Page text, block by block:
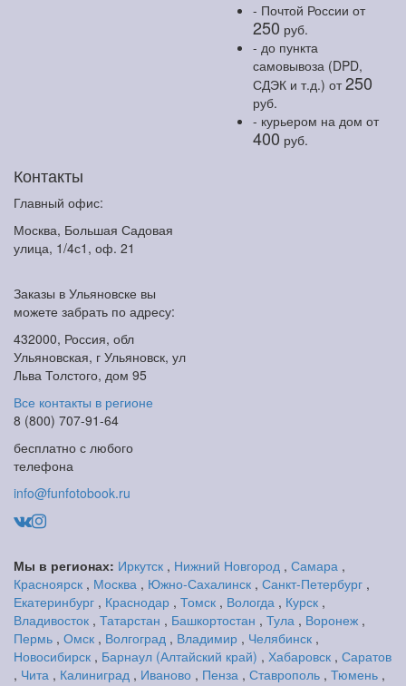
- Почтой России от
250 руб.
- до пункта
самовывоза (DPD,
СДЭК и т.д.) от250
руб.
- курьером на дом от
400 руб.
Контакты
Главный офис:
Москва, Большая Садовая
улица, 1/4с1, оф. 21
Заказы в Ульяновске вы
можете забрать по адресу:
432000, Россия, обл
Ульяновская, г Ульяновск, ул
Льва Толстого, дом 95
Все контакты в регионе
8 (800) 707-91-64
бесплатно с любого
телефона
info@funfotobook.ru
Мы в регионах: Иркутск , Нижний Новгород , Самара ,
Красноярск , Москва , Южно-Сахалинск , Санкт-Петербург ,
Екатеринбург , Краснодар , Томск , Вологда , Курск ,
Владивосток , Татарстан , Башкортостан , Тула , Воронеж ,
Пермь , Омск , Волгоград , Владимир , Челябинск ,
Новосибирск , Барнаул (Алтайский край) , Хабаровск , Саратов
, Чита , Калиниград , Иваново , Пенза , Ставрополь , Тюмень ,